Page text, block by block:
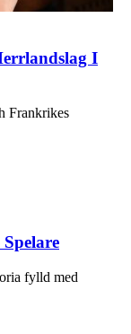
I
Frankrikes
fylld med